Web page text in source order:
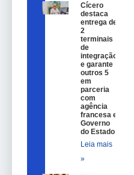
Cícero
destaca
entrega de
2
terminais
de
integração
e garante
outros 5
em
parceria
com
agência
francesa e
Governo
do Estado
Leia mais
»